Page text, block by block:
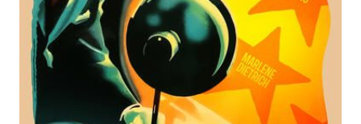
Verlag: Matthes & Seitz
Berlin
26.02.2026
400 Seiten
ISBN: 978-3-75182103-
2